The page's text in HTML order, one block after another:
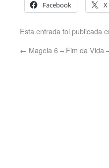
Facebook X
Esta entrada foi publicada
← Mageia 6 – Fim da Vida